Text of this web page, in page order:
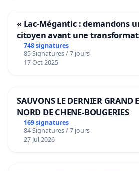
« Lac-Mégantic : demandons
citoyen avant une
de notre territoire »
748 signatures
85 Signatures / 7 jours
17 Oct 2025
SAUVONS LE DERNIER GRAND
NORD DE CHENE-BOUGERIES
169 signatures
84 Signatures / 7 jours
27 Jul 2026